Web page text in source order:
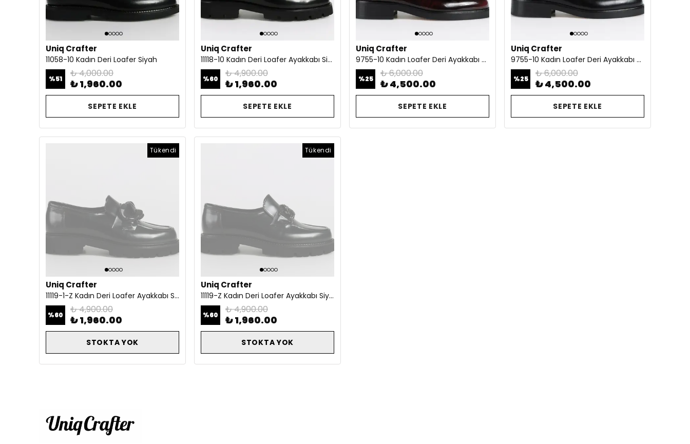
Uniq Crafter
11058-10 Kadın Deri Loafer Siyah
%51 ₺ 4,000.00
₺ 1,960.00
SEPETE EKLE
Uniq Crafter
11118-10 Kadın Deri Loafer Ayakkabı Siyah
%60 ₺ 4,900.00
₺ 1,960.00
SEPETE EKLE
Uniq Crafter
9755-10 Kadın Loafer Deri Ayakkabı Bordo
%25 ₺ 6,000.00
₺ 4,500.00
SEPETE EKLE
Uniq Crafter
9755-10 Kadın Loafer Deri Ayakkabı Siyah
%25 ₺ 6,000.00
₺ 4,500.00
SEPETE EKLE
Tükendi Tükendi
Uniq Crafter
11119-1-Z Kadın Deri Loafer Ayakkabı Siyah
%60 ₺ 4,900.00
₺ 1,960.00
STOKTA YOK
Tükendi
Uniq Crafter
11119-Z Kadın Deri Loafer Ayakkabı Siyah
%60 ₺ 4,900.00
₺ 1,960.00
STOKTA YOK